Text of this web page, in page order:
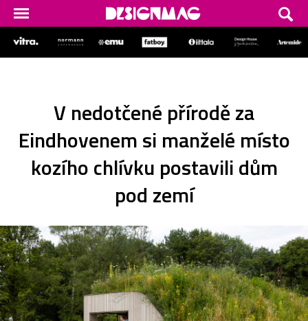
V nedotčené přírodě za
Eindhovenem si manželé místo
kozího chlívku postavili dům
pod zemí